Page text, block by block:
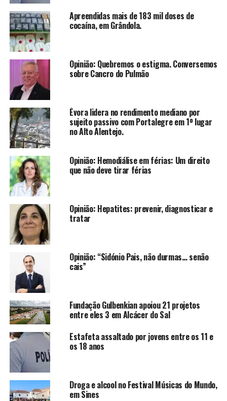
Apreendidas mais de 183 mil doses de
cocaína, em Grândola.
Opinião: Quebremos o estigma. Conversemos
sobre Cancro do Pulmão
Évora lidera no rendimento mediano por
sujeito passivo com Portalegre em 1º lugar
no Alto Alentejo.
Opinião: Hemodiálise em férias: Um direito
que não deve tirar férias
Opinião: Hepatites: prevenir, diagnosticar e
tratar
Opinião: “Sidónio Pais, não durmas… senão
cais”
Fundação Gulbenkian apoiou 21 projetos
entre eles 3 em Alcácer do Sal
Estafeta assaltado por jovens entre os 11 e
os 18 anos
Droga e alcool no Festival Músicas do Mundo,
em Sines